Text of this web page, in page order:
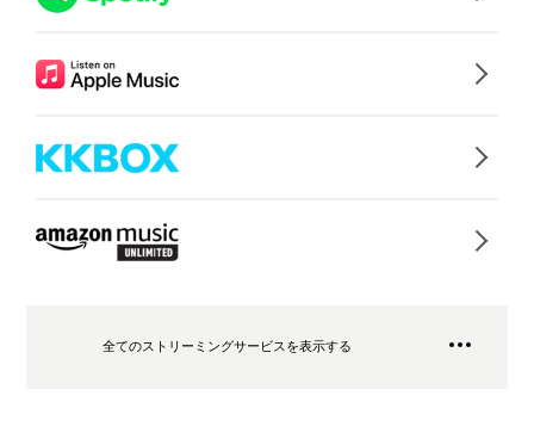
全てのストリーミングサービスを表示する